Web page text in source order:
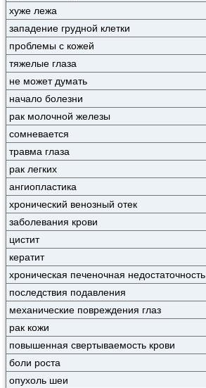
хуже лежа
западение грудной клетки
проблемы с кожей
тяжелые глаза
не может думать
начало болезни
рак молочной железы
сомневается
травма глаза
рак легких
ангиопластика
хронический венозный отек
заболевания крови
цистит
кератит
хроническая печеночная недостаточность
последствия подавления
механические повреждения глаз
рак кожи
повышенная свертываемость крови
боли роста
опухоль шеи